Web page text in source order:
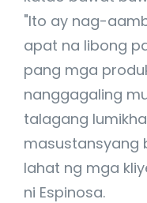
"Ito ay nag-
apat na libong
pang mga
nanggagaling
talagang
masustansyang
lahat ng mga
ni Espinosa.